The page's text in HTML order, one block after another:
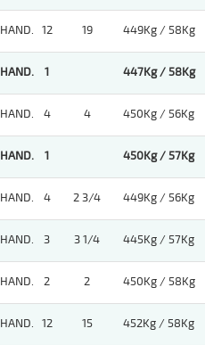
HAND. 12 19 449Kg / 58Kg
HAND. 1 447Kg / 58Kg
HAND. 4 4 450Kg / 56Kg
HAND. 1 450Kg / 57Kg
HAND. 4 2 3/4 449Kg / 56Kg
HAND. 3 3 1/4 445Kg / 57Kg
HAND. 2 2 450Kg / 58Kg
HAND. 12 15 452Kg / 58Kg